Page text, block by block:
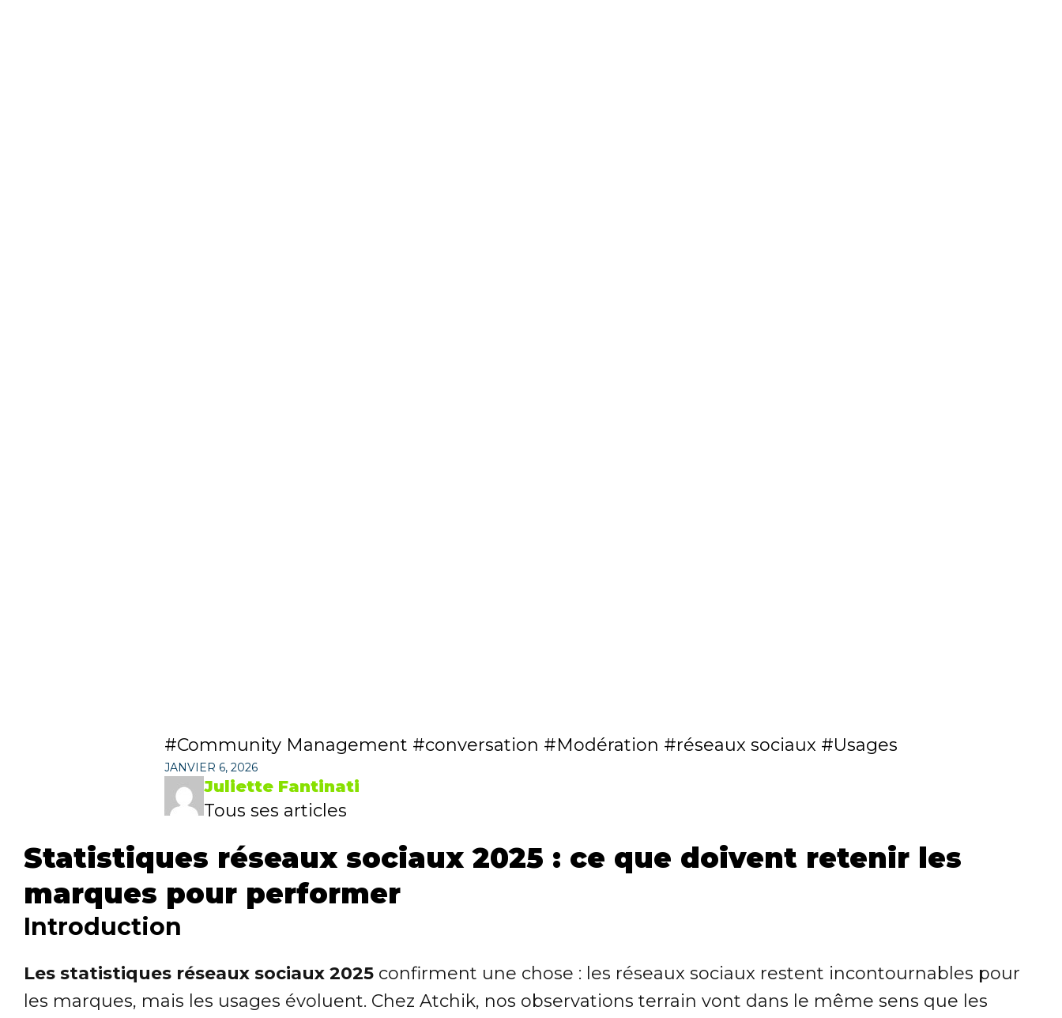
Community Management conversation Modération réseaux sociaux Usages
JANVIER 6, 2026
Juliette Fantinati
Tous ses articles
Statistiques réseaux sociaux 2025 : ce que doivent retenir les
marques pour performer
Introduction
Les statistiques réseaux sociaux 2025 confirment une chose : les réseaux sociaux restent incontournables pour
les marques, mais les usages évoluent. Chez Atchik, nos observations terrain vont dans le même sens que les